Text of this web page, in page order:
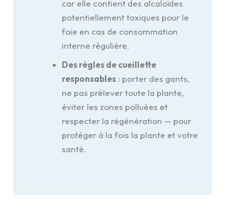
car elle contient des alcaloïdes
potentiellement toxiques pour le
foie en cas de consommation
interne régulière.
Des règles de cueillette
responsables: porter des gants,
ne pas prélever toute la plante,
éviter les zones polluées et
respecter la régénération — pour
protéger à la fois la plante et votre
santé.